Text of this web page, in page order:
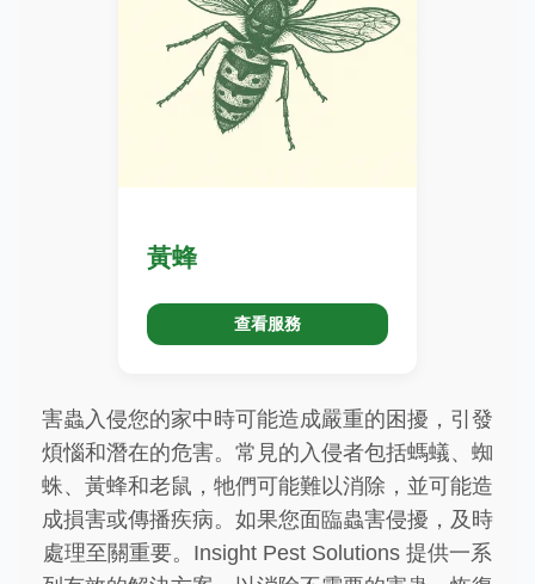
黃蜂
查看服務
害蟲入侵您的家中時可能造成嚴重的困擾，引發
煩惱和潛在的危害。常見的入侵者包括螞蟻、蜘
蛛、黃蜂和老鼠，牠們可能難以消除，並可能造
成損害或傳播疾病。如果您面臨蟲害侵擾，及時
處理至關重要。Insight Pest Solutions 提供一系